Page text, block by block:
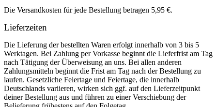
Die Versandkosten für jede Bestellung betragen 5,95 €.
Lieferzeiten
Die Lieferung der bestellten Waren erfolgt innerhalb von 3 bis 5
Werktagen. Bei Zahlung per Vorkasse beginnt die Lieferfrist am Tag
nach Tätigung der Überweisung an uns. Bei allen anderen
Zahlungsmitteln beginnt die Frist am Tag nach der Bestellung zu
laufen. Gesetzliche Feiertage und Feiertage, die innerhalb
Deutschlands variieren, wirken sich ggf. auf den Lieferzeitpunkt
deiner Bestellung aus und führen zu einer Verschiebung der